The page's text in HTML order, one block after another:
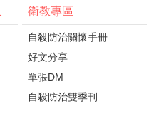
衛教專區
自殺防治關懷手冊
好文分享
單張DM
自殺防治雙季刊